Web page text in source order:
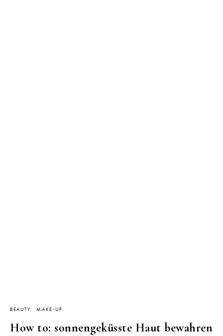
BEAUTY MAKE-UP
How to: sonnengeküsste Haut bewahren